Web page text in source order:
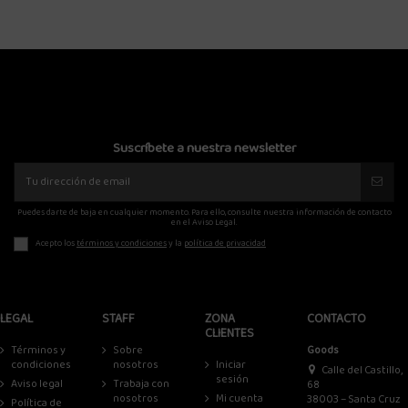
Suscríbete a nuestra newsletter
Puedes darte de baja en cualquier momento. Para ello, consulte nuestra información de contacto
en el Aviso Legal.
Acepto lostérminos y condicionesy la política de privacidad
LEGAL
Términos y
condiciones
Aviso legal
Política de
STAFF
Sobre
nosotros
Trabaja con
nosotros
ZONA
CLIENTES
Iniciar
sesión
Mi cuenta
CONTACTO
Goods
Calle del Castillo,
68
38003 – Santa Cruz